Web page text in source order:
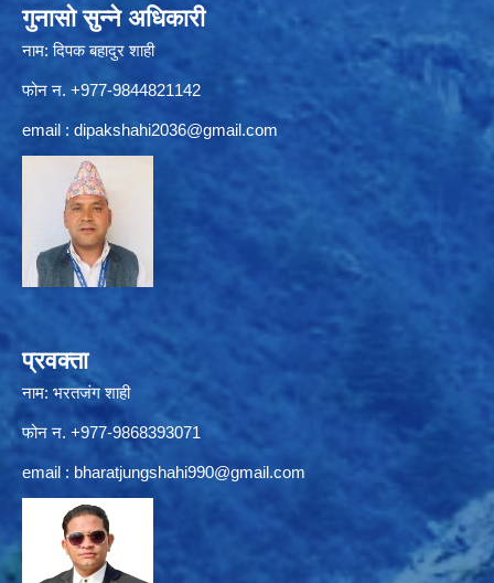
गुनासो सुन्ने अधिकारी
नाम: दिपक बहादुर शाही
फोन न. +977-9844821142
email : dipakshahi2036@gmail.com
प्रवक्ता
नाम: भरतजंग शाही
फोन न. +977-9868393071
email : bharatjungshahi990@gmail.com